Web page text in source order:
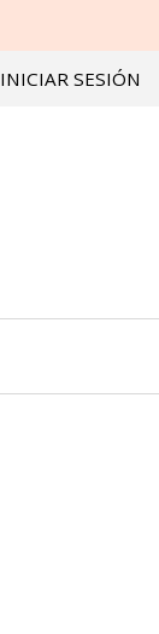
INICIAR SESIÓN